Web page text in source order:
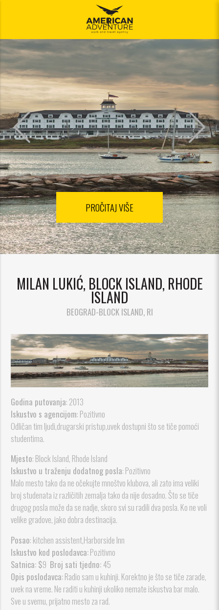
Jelovnik
PROČITAJ VIŠE
MILAN LUKIĆ, BLOCK ISLAND, RHODE
ISLAND
BEOGRAD-BLOCK ISLAND, RI
Godina putovanja: 2013
Iskustvo s agencijom: Pozitivno
Odličan tim ljudi,drugarski pristup,uvek dostupni što se tiče pomoći
studentima.
Mjesto: Block Island, Rhode Island
Iskustvo u traženju dodatnog posla: Pozitivno
Malo mesto tako da ne očekujte mnoštvo klubova, ali zato ima veliki
broj studenata iz različitih zemalja tako da nije dosadno. Što se tiče
drugog posla može da se nadje, skoro svi su radili dva posla. Ko ne voli
velike gradove, jako dobra destinacija.
Posao: kitchen assistent,Harborside Inn
Iskustvo kod poslodavca:Pozitivno
Satnica: $9 Broj sati tjedno: 45
Opis poslodavca:Radio sam u kuhinji. Korektno je što se tiče zarade,
uvek na vreme. Ne raditi u kuhinji ukoliko nemate iskustva bar malo.
Sve u svemu, prijatno mesto za rad.